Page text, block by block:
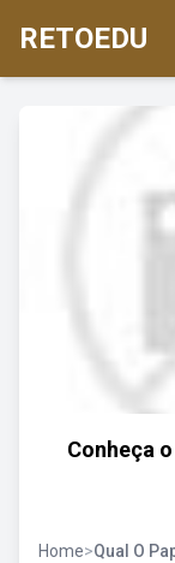
RETOEDU
Conheça
Home>Qual O